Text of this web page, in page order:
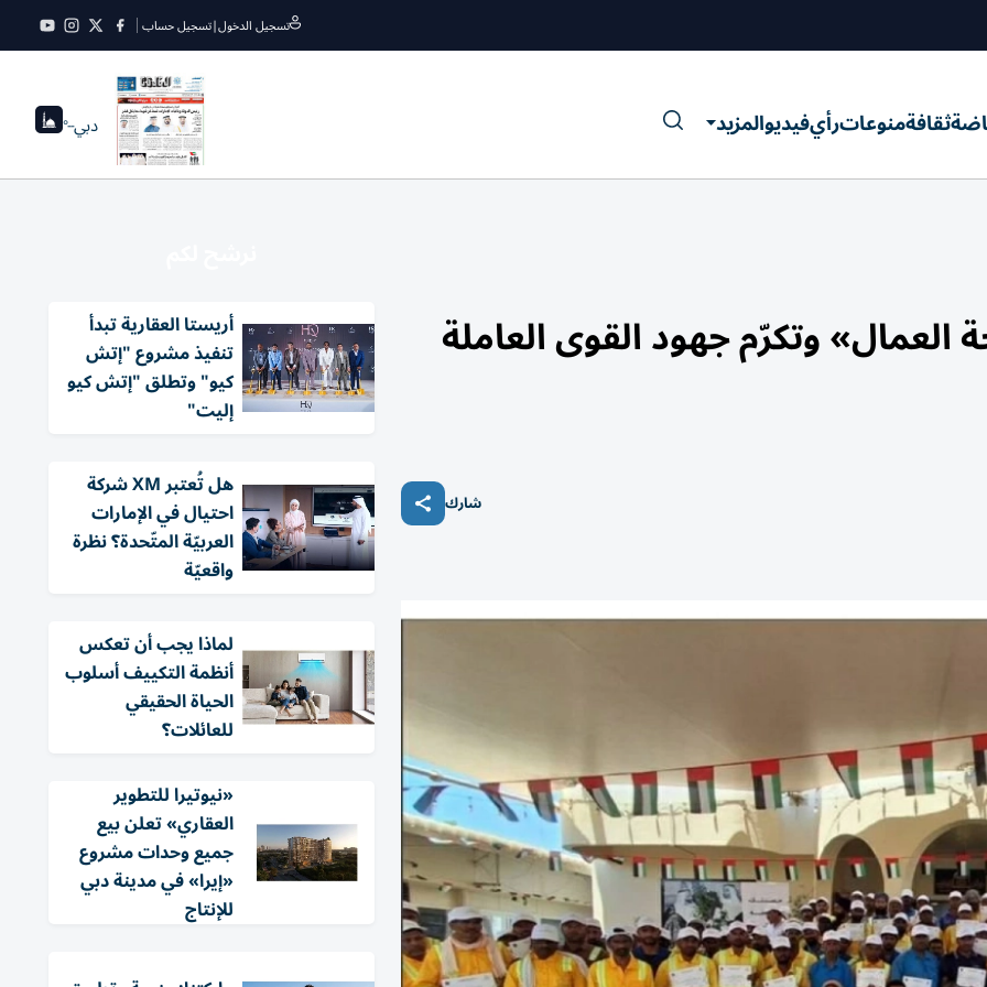
تسجيل الدخول|تسجيل حساب
ثقافةمنوعاترأيفيديوالمزيد دبي--°
وتكرّم جهود القوى العاملة
شارك
أريستا العقارية تبدأ
تنفيذ مشروع "إتش
كيو" وتطلق "إتش كيو
إليت"
هل تُعتبر XM شركة
احتيال في الإمارات
العربيّة المتّحدة؟ نظرة
واقعيّة
لماذا يجب أن تعكس
أنظمة التكييف أسلوب
الحياة الحقيقي
للعائلات؟
«نيوتيرا للتطوير
العقاري» تعلن بيع
جميع وحدات مشروع
«إيرا» في مدينة دبي
للإنتاج